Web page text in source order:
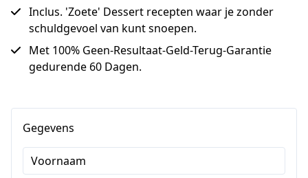
Inclus. 'Zoete' Dessert recepten waar je zonder
schuldgevoel van kunt snoepen.
Met 100% Geen-Resultaat-Geld-Terug-Garantie
gedurende 60 Dagen.
Gegevens
Voornaam